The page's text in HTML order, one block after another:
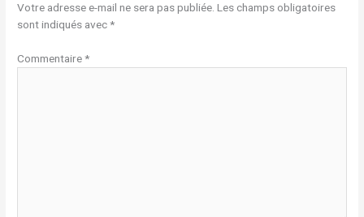
Votre adresse e-mail ne sera pas publiée. Les champs obligatoires
sont indiqués avec*
Commentaire*